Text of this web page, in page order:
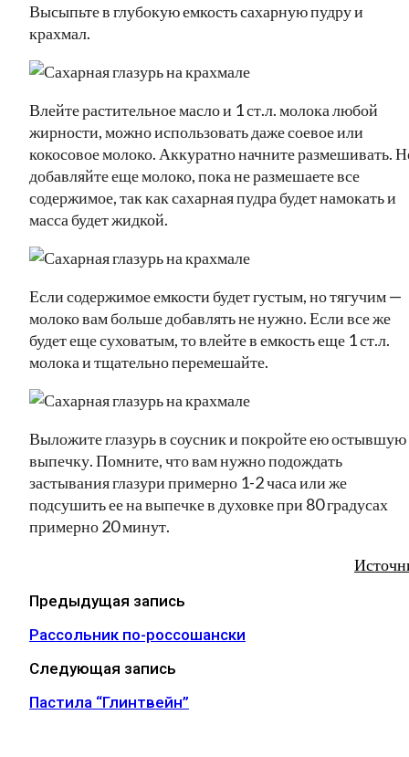
Высыпьте в глубокую емкость сахарную пудру и
крахмал.
Влейте растительное масло и 1 ст.л. молока любой
жирности, можно использовать даже соевое или
кокосовое молоко. Аккуратно начните размешивать.
добавляйте еще молоко, пока не размешаете все
содержимое, так как сахарная пудра будет намокать и
масса будет жидкой.
Если содержимое емкости будет густым, но тягучим —
молоко вам больше добавлять не нужно. Если все же
будет еще суховатым, то влейте в емкость еще 1 ст.л.
молока и тщательно перемешайте.
Выложите глазурь в соусник и покройте ею остывшую
выпечку. Помните, что вам нужно подождать
застывания глазури примерно 1-2 часа или же
подсушить ее на выпечке в духовке при 80 градусах
примерно 20 минут.
Предыдущая запись
Рассольник по-россошански
Следующая запись
Пастила “Глинтвейн”